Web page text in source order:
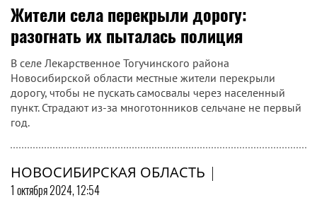
Жители села перекрыли дорогу:
разогнать их пыталась полиция
В селе Лекарственное Тогучинского района
Новосибирской области местные жители перекрыли
дорогу, чтобы не пускать самосвалы через населенный
пункт. Страдают из-за многотонников сельчане не первый
год.
НОВОСИБИРСКАЯ ОБЛАСТЬ |
1 октября 2024, 12:54